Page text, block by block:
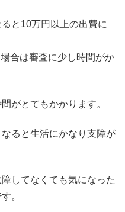
と10万円以上の出費に
合は審査に少し時間がか
がとてもかかります。
ると生活にかなり支障が
してなくても気になった
。